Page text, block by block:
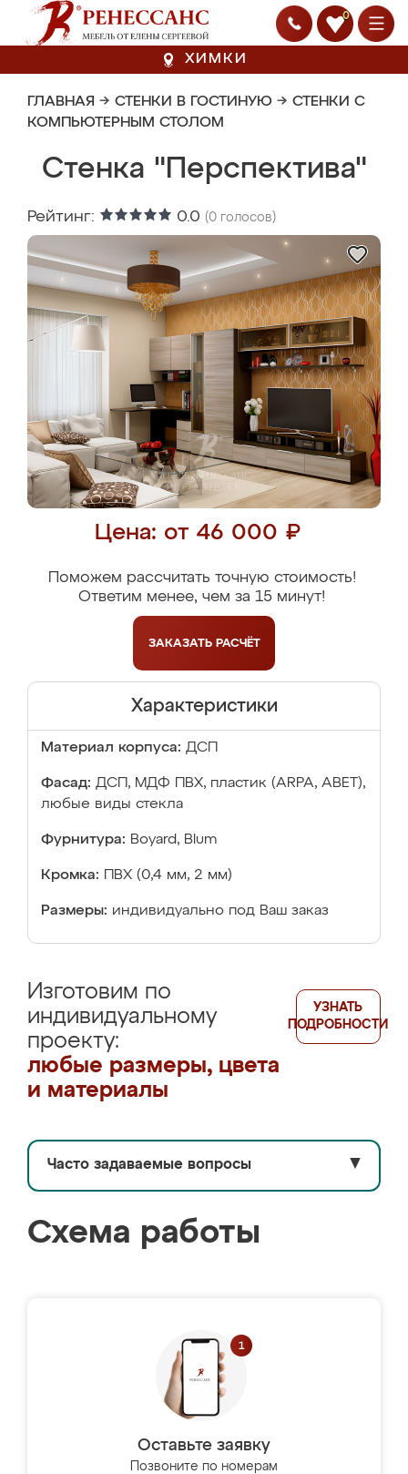
0
ХИМКИ
ГЛАВНАЯ → СТЕНКИ В ГОСТИНУЮ → СТЕНКИ С
КОМПЬЮТЕРНЫМ СТОЛОМ
Стенка "Перспектива"
Рейтинг: 0.0 (0 голосов)
Цена: от 46 000 ₽
Поможем рассчитать точную стоимость!
Ответим менее, чем за 15 минут!
ЗАКАЗАТЬ РАСЧЁТ
Характеристики
Материал корпуса: ДСП
Фасад: ДСП, МДФ ПВХ, пластик (ARPA, ABET),
любые виды стекла
Фурнитура: Boyard, Blum
Кромка: ПВХ (0,4 мм, 2 мм)
Размеры: индивидуально под Ваш заказ
Изготовим по
индивидуальному
проекту:
любые размеры, цвета
и материалы
УЗНАТЬ
ПОДРОБНОСТИ
Часто задаваемые вопросы ▼
Схема работы
Оставьте заявку
Позвоните по номерам